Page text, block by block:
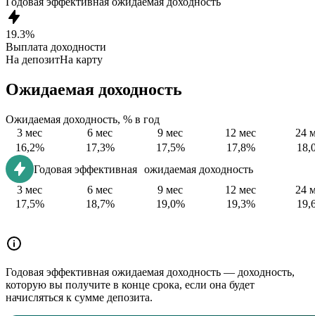
19.3%
Выплата доходности
На депозитНа карту
Ожидаемая доходность
Ожидаемая доходность, % в год
3 мес
6 мес 9 мес 12 мес
24
16,2%
17,3% 17,5% 17,8%
Годовая эффективная ожидаемая доходность
3 мес
6 мес 9 мес 12 мес
24
17,5%
18,7% 19,0% 19,3%
Годовая эффективная ожидаемая доходность — доходность,
которую вы получите в конце срока, если она будет
начисляться к сумме депозита.